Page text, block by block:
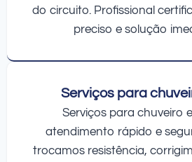
do circuito. Profissional
preciso e solução
Serviços para
Serviços para chuveiro
atendimento rápido e
trocamos resistência,